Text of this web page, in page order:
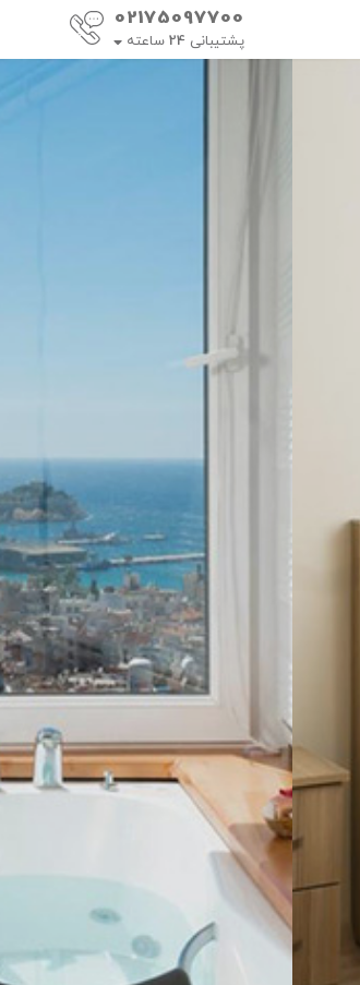
02175097700
پشتیبانی 24 ساعته